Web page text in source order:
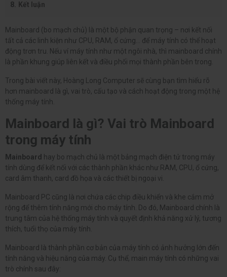
Kết luận
Mainboard (bo mạch chủ) là một bộ phận quan trọng – nơi kết nối
tất cả các linh kiện như CPU, RAM, ổ cứng… để máy tính có thể hoạt
động trơn tru. Nếu ví máy tính như một ngôi nhà, thì mainboard chính
là phần khung giúp liên kết và điều phối mọi thành phần bên trong.
Trong bài viết này, Hoàng Long Computer sẽ cùng bạn tìm hiểu rõ
hơn mainboard là gì, vai trò, cấu tạo và cách hoạt động trong một hệ
thống máy tính.
Mainboard là gì? Vai trò Mainboard
trong máy tính
Mainboard hay bo mạch chủ là một bảng mạch điện tử trong máy
tính dùng để kết nối với các thành phần khác như RAM, CPU, ổ cứng,
card âm thanh, card đồ họa và các thiết bị ngoại vi.
Mainboard PC cũng là nơi chứa các chip điều khiển và khe cắm mở
rộng để thêm tính năng mới cho máy tính. Do đó, Mainboard chính là
trung tâm của hệ thống máy tính và quyết định khả năng xử lý, tương
thích, tuổi thọ của máy tính.
Mainboard là thành phần cơ bản của máy tính có ảnh hưởng lớn đến
tính năng và hiệu năng của máy. Cụ thể, main máy tính có những vai
trò chính sau đây: